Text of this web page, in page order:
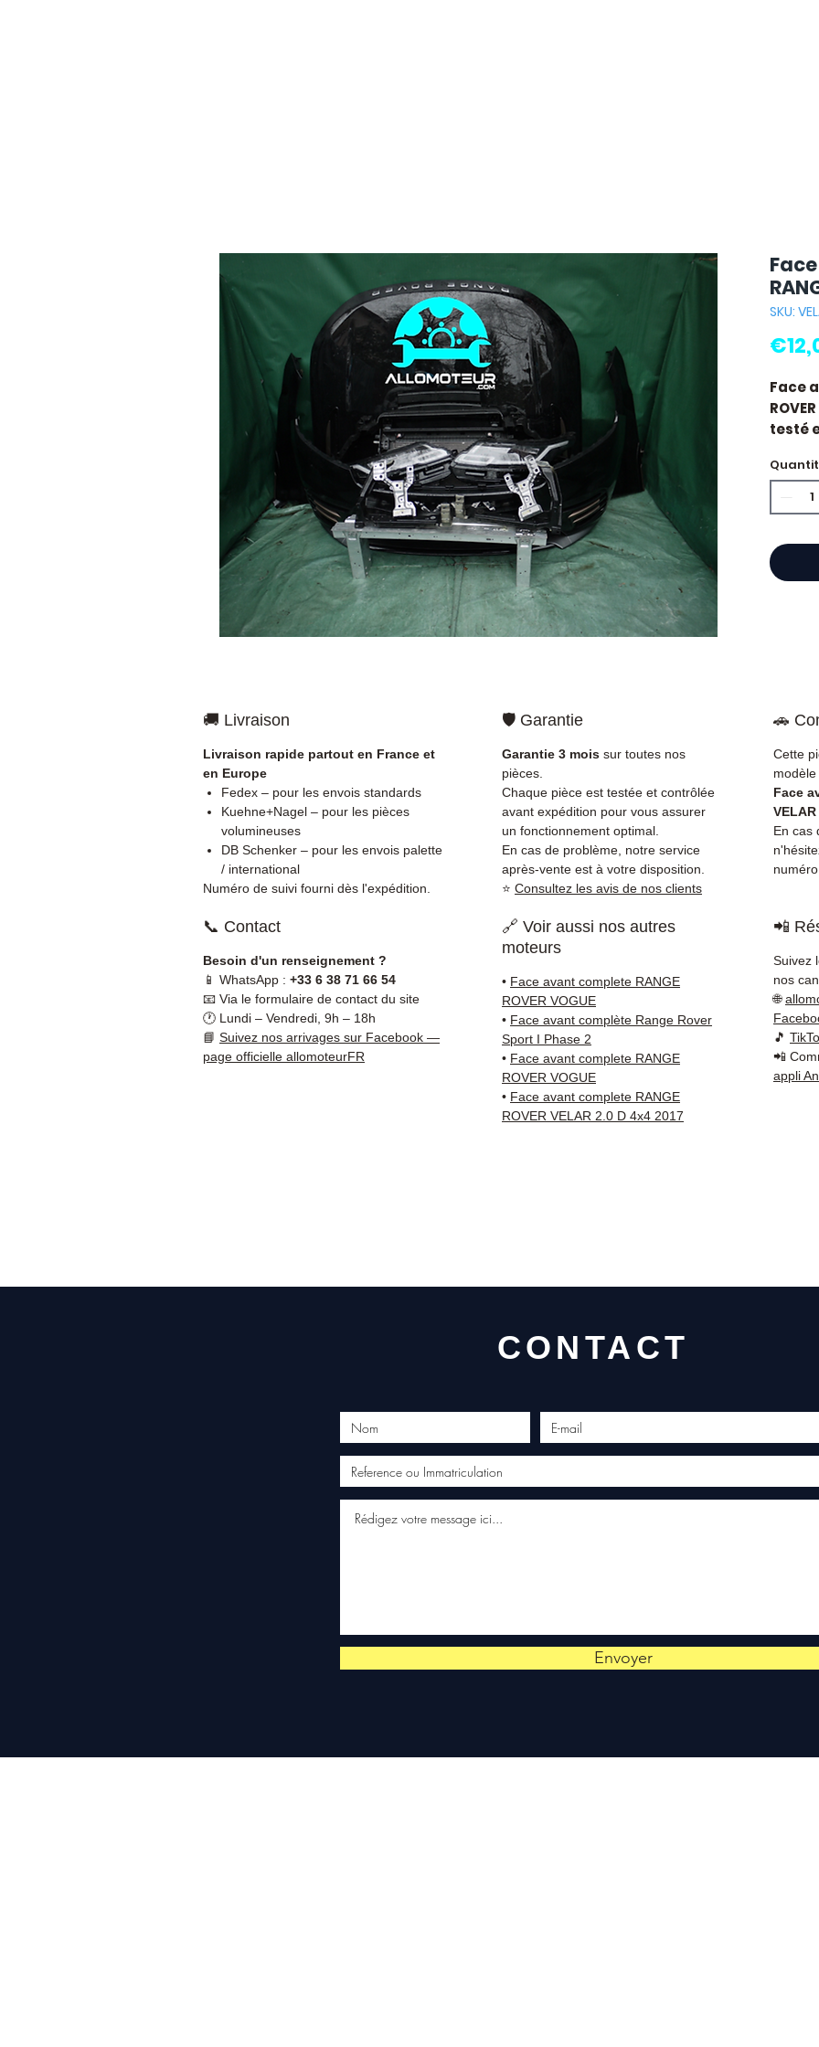
SKU:
Face
testé
pour
sur
en
Bas,
3
🚚 Livraison
Livraison rapide partout en France et
en Europe
Fedex – pour les envois standards
Kuehne+Nagel – pour les pièces
volumineuses
DB Schenker – pour les envois palette
/ international
Numéro de suivi fourni dès l'expédition.
🛡️ Garantie
Garantie 3 mois sur toutes nos
pièces.
Chaque pièce est testée et contrôlée
avant expédition pour vous assurer
un fonctionnement optimal.
En cas de problème, notre service
après-vente est à votre disposition.
⭐ Consultez les avis de nos clients
🚗
Cette
Face
En cas
📞 Contact
Besoin d'un renseignement ?
📱 WhatsApp : +33 6 38 71 66 54
📧 Via le formulaire de contact du site
🕐 Lundi – Vendredi, 9h – 18h
📘 Suivez nos arrivages sur Facebook —
page officielle allomoteurFR
🔗 Voir aussi nos autres
moteurs
• Face avant complete RANGE
ROVER VOGUE
• Face avant complète Range Rover
Sport I Phase 2
• Face avant complete RANGE
ROVER VOGUE
• Face avant complete RANGE
ROVER VELAR 2.0 D 4x4 2017
📲
Suivez
nos
🌐
🎵
📲
appli
CONTACT
Envoyer